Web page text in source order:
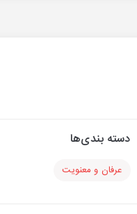
دسته بندی‌ها
عرفان و معنویت